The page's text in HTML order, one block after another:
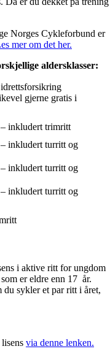
Norges Cykleforbund er
mer om det her.
aldersklasser:
gjerne gratis i
inkludert trimritt
inkludert turritt og
inkludert turritt og
inkludert turritt og
i aktive ritt for ungdom
er eldre enn 17 år.
du sykler et par ritt i året,
via denne lenken.